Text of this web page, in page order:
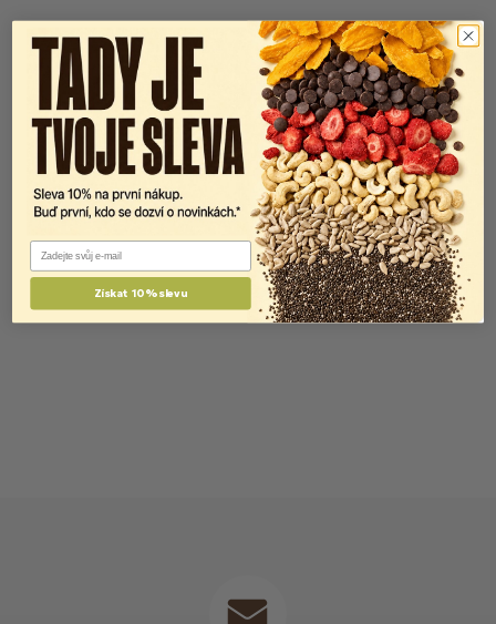
Email
Získat 10% slevu